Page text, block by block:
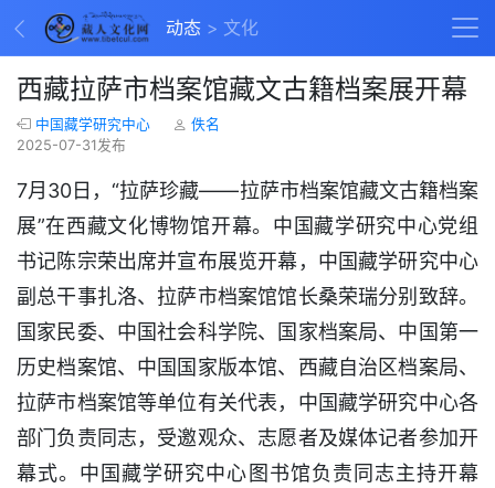
动态 文化
西藏拉萨市档案馆藏文古籍档案展开幕
中国藏学研究中心
佚名
2025-07-31发布
7月30日，“拉萨珍藏——拉萨市档案馆藏文古籍档案
展”在西藏文化博物馆开幕。中国藏学研究中心党组
书记陈宗荣出席并宣布展览开幕，中国藏学研究中心
副总干事扎洛、拉萨市档案馆馆长桑荣瑞分别致辞。
国家民委、中国社会科学院、国家档案局、中国第一
历史档案馆、中国国家版本馆、西藏自治区档案局、
拉萨市档案馆等单位有关代表，中国藏学研究中心各
部门负责同志，受邀观众、志愿者及媒体记者参加开
幕式。中国藏学研究中心图书馆负责同志主持开幕